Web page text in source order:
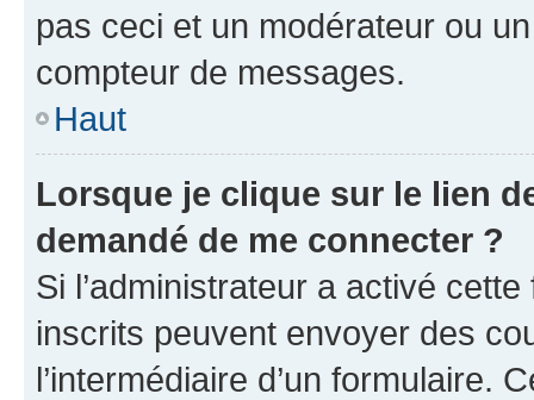
pas ceci et un modérateur ou
compteur de messages.
Haut
Lorsque je clique sur le lien
demandé de me connecter ?
Si l’administrateur a activé
inscrits peuvent envoyer des
l’intermédiaire d’un formulaire.